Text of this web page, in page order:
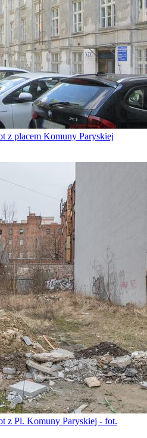
z placem Komuny Paryskiej
z Pl. Komuny Paryskiej - fot.